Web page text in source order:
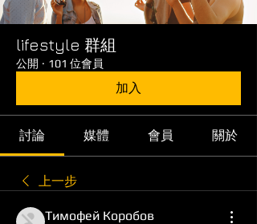
lifestyle 群組
公開 · 101 位會員
加入
討論 媒體 會員 關於
上一步
Тимофей Коробов